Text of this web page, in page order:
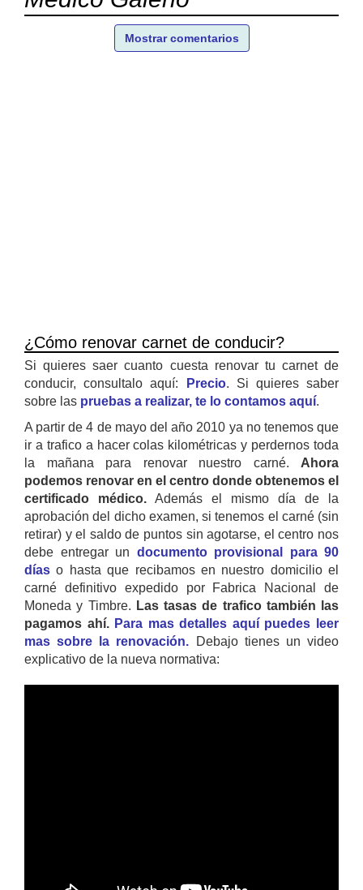
Mostrar comentarios
¿Cómo renovar carnet de conducir?
Si quieres saer cuanto cuesta renovar tu carnet de
conducir, consultalo aquí:
Precio. Si quieres saber
sobre las pruebas a realizar, te lo contamos aquí.
A partir de 4 de mayo del año 2010 ya no tenemos que
ir a trafico a hacer colas kilométricas y perdernos toda
la mañana para renovar nuestro carné. Ahora
podemos renovar en el centro donde obtenemos el
certificado médico. Además el mismo día de la
aprobación del dicho examen, si tenemos el carné (sin
retirar) y el saldo de puntos sin agotarse, el centro nos
debe entregar un documento provisional para 90
días o hasta que recibamos en nuestro domicilio el
carné definitivo expedido por Fabrica Nacional de
Moneda y Timbre. Las tasas de trafico también las
pagamos ahí. Para mas detalles aquí puedes leer
mas sobre la renovación. Debajo tienes un video
explicativo de la nueva normativa: